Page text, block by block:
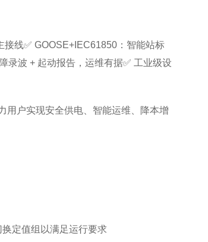
线✅ GOOSE+IEC61850：智能站标
录波 + 起动报告，运维有据✅ 工业级设
用户实现安全供电、智能运维、降本增
定值组以满足运行要求